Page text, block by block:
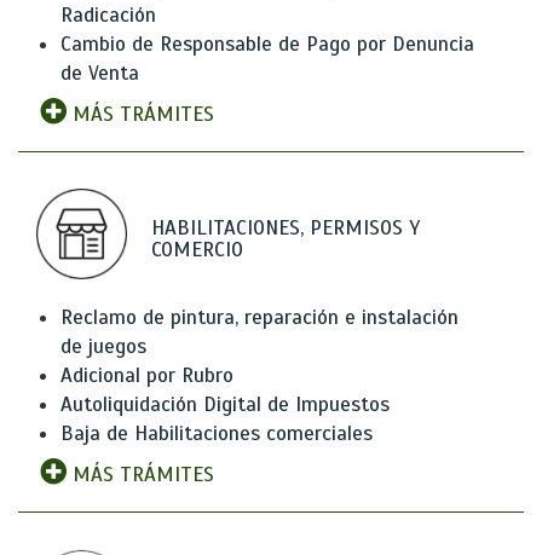
Radicación
Cambio de Responsable de Pago por Denuncia
de Venta
MÁS TRÁMITES
HABILITACIONES, PERMISOS Y
COMERCIO
Reclamo de pintura, reparación e instalación
de juegos
Adicional por Rubro
Autoliquidación Digital de Impuestos
Baja de Habilitaciones comerciales
MÁS TRÁMITES